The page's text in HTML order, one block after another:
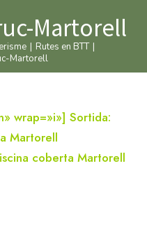
Martorell
Rutes en BTT
Martorell
wrap=»i»] Sortida:
Martorell
coberta Martorell